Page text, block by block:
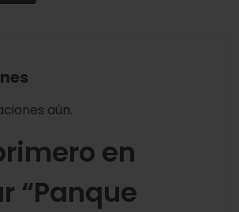
aún.
en
“Panque